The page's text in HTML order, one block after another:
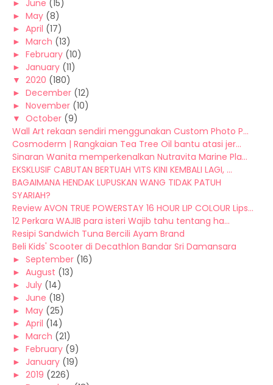
► June (15)
► May (8)
► April (17)
► March (13)
► February (10)
► January (11)
▼ 2020 (180)
► December (12)
► November (10)
▼ October (9)
Wall Art rekaan sendiri menggunakan Custom Photo P...
Cosmoderm | Rangkaian Tea Tree Oil bantu atasi jer...
Sinaran Wanita memperkenalkan Nutravita Marine Pla...
EKSKLUSIF CABUTAN BERTUAH VITS KINI KEMBALI LAGI, ...
BAGAIMANA HENDAK LUPUSKAN WANG TIDAK PATUH
SYARIAH?
Review AVON TRUE POWERSTAY 16 HOUR LIP COLOUR Lips...
12 Perkara WAJIB para isteri Wajib tahu tentang ha...
Resipi Sandwich Tuna Bercili Ayam Brand
Beli Kids' Scooter di Decathlon Bandar Sri Damansara
► September (16)
► August (13)
► July (14)
► June (18)
► May (25)
► April (14)
► March (21)
► February (9)
► January (19)
► 2019 (226)